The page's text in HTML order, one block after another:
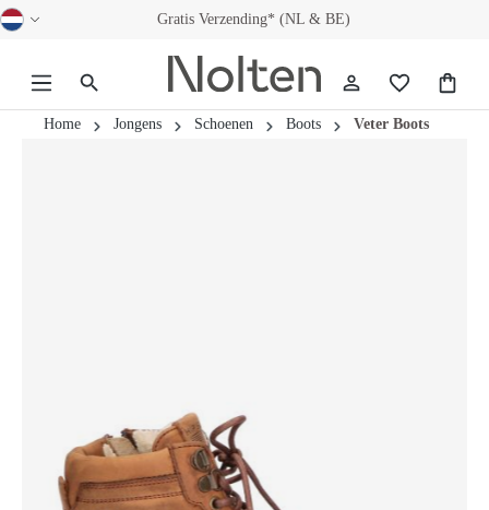
Gratis Verzending* (NL & BE)
Home Jongens Schoenen Boots Veter Boots